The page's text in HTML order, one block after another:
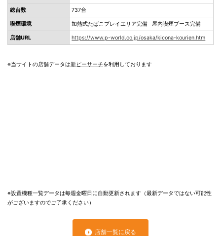
総台数 737台
喫煙環境 加熱式たばこプレイエリア完備 屋内喫煙ブース完備
店舗URL https://www.p-world.co.jp/osaka/kicona-kourien.htm
※当サイトの店舗データは新ピーサーチを利用しております
※設置機種一覧データは毎週金曜日に自動更新されます（最新データではない可能性
がございますのでご了承ください）
店舗一覧に戻る